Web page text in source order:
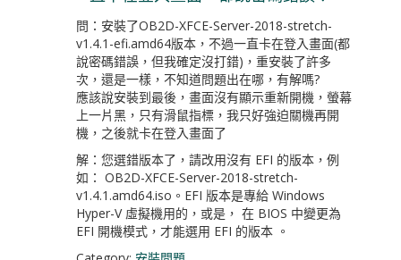
問：安裝了OB2D-XFCE-Server-2018-stretch-
v1.4.1-efi.amd64版本，不過一直卡在登入畫面(都
說密碼錯誤，但我確定沒打錯)，重安裝了許多
次，還是一樣，不知道問題出在哪，有解嗎?
應該說安裝到最後，畫面沒有顯示重新開機，螢幕
上一片黑，只有滑鼠指標，我只好強迫關機再開
機，之後就卡在登入畫面了
解：您選錯版本了，請改用沒有 EFI 的版本，例
如： OB2D-XFCE-Server-2018-stretch-
v1.4.1.amd64.iso。EFI 版本是專給 Windows
Hyper-V 虛擬機用的，或是， 在 BIOS 中變更為
EFI 開機模式，才能選用 EFI 的版本 。